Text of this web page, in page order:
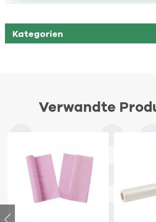
Kategorien
Verwandte